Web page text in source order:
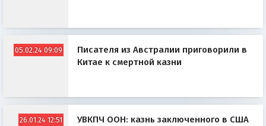
05.02.24 09:09
Писателя из Австралии приговорили в
Китае к смертной казни
26.01.24 12:51
УВКПЧ ООН: казнь заключенного в США